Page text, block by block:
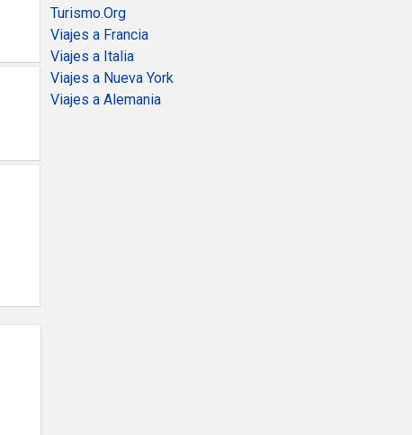
Turismo.Org
Viajes a Francia
Viajes a Italia
Viajes a Nueva York
Viajes a Alemania